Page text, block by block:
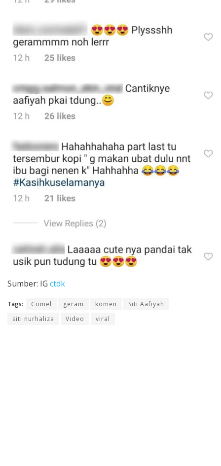
Sumber: IG ctdk
Tags: Comel geram komen
Siti Aafiyah
siti nurhaliza
Video viral